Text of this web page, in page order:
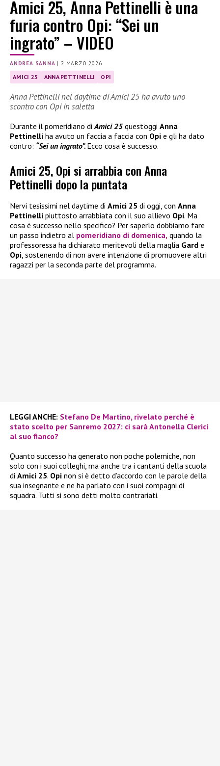
Amici 25, Anna Pettinelli è una
furia contro Opi: “Sei un
ingrato” – VIDEO
ANDREA SANNA |2 MARZO 2026
AMICI 25 ANNA PETTINELLI OPI
Anna Pettinelli nel daytime di Amici 25 ha avuto uno
scontro con Opi in saletta
Durante il pomeridiano diAmici 25 quest’oggi Anna
Pettinelli ha avuto un faccia a faccia con Opi e gli ha dato
contro: “Sei un ingrato”. Ecco cosa è successo.
Amici 25, Opi si arrabbia con Anna
Pettinelli dopo la puntata
Nervi tesissimi nel daytime di Amici 25 di oggi, con Anna
Pettinelli piuttosto arrabbiata con il suo allievo Opi. Ma
cosa è successo nello specifico? Per saperlo dobbiamo fare
un passo indietro al pomeridiano di domenica, quando la
professoressa ha dichiarato meritevoli della maglia Gard e
Opi, sostenendo di non avere intenzione di promuovere altri
ragazzi per la seconda parte del programma.
LEGGI ANCHE: Stefano De Martino, rivelato perché è
stato scelto per Sanremo 2027: ci sarà Antonella Clerici
al suo fianco?
Quanto successo ha generato non poche polemiche, non
solo con i suoi colleghi, ma anche tra i cantanti della scuola
di Amici 25. Opi non si è detto d’accordo con le parole della
sua insegnante e ne ha parlato con i suoi compagni di
squadra. Tutti si sono detti molto contrariati.